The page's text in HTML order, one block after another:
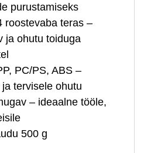
purustamiseks
roostevaba teras –
ja ohutu toiduga
PC/PS, ABS –
ja tervisele ohutu
– ideaalne tööle,
500 g